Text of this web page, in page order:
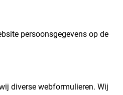
persoonsgegevens op de
diverse webformulieren. Wij